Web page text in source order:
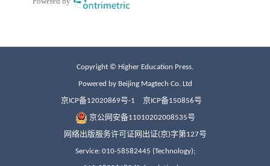
Copyright © Higher Education Press.
Powered by Beijing Magtech Co. Ltd
京ICP备12020869号-1 京ICP备150856号
京公网安备11010202008535号
网络出版服务许可证网出证(京)字第127号
Service: 010-58582445 (Technology);